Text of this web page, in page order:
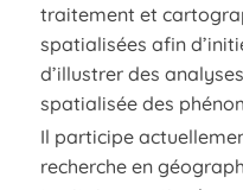
traitement et
spatialisées afin
d’illustrer des
spatialisée des
Il participe
recherche en